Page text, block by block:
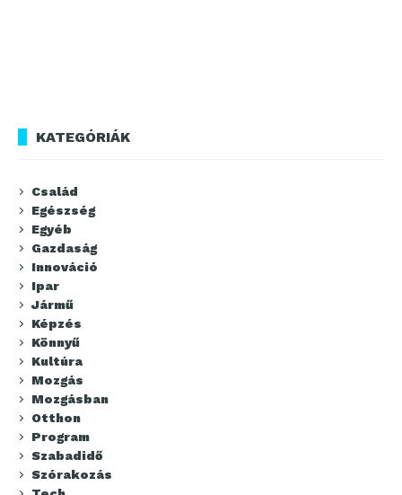
KATEGÓRIÁK
Család
Egészség
Egyéb
Gazdaság
Innováció
Ipar
Jármű
Képzés
Könnyű
Kultúra
Mozgás
Mozgásban
Otthon
Program
Szabadidő
Szórakozás